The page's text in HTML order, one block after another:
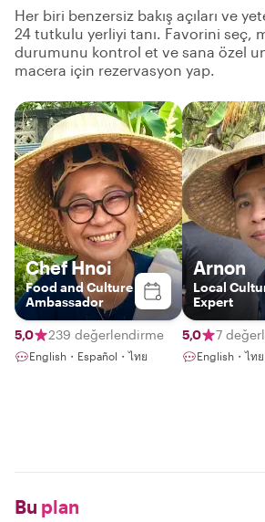
Her biri benzersiz bakış açıları ve
24 tutkulu yerliyi tanı. Favorini seç,
durumunu kontrol et ve sana özel
macera için rezervasyon yap.
Chef Hnoi
Food and Culture
Ambassador
5,0 239 değerlendirme
English・Español・ไทย
Arnon
Local
Expert
5,0 7
English・ไทย
Bu plan